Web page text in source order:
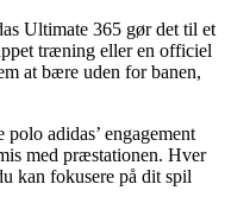
Ultimate 365 gør det til et
træning eller en officiel
at bære uden for banen,
adidas’ engagement
med præstationen. Hver
kan fokusere på dit spil